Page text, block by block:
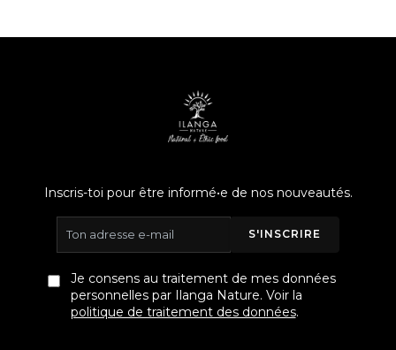
Inscris-toi pour être informé•e de nos nouveautés.
S'INSCRIRE
Je consens au traitement de mes données
personnelles par Ilanga Nature. Voir la
politique de traitement des données.